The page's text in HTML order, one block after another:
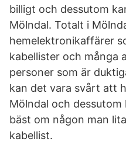
billigt och dessutom
Mölndal. Totalt i
hemelektronikaffärer
kabellister och många
personer som är
kan det vara svårt att
Mölndal och
bäst om någon man
kabellist.